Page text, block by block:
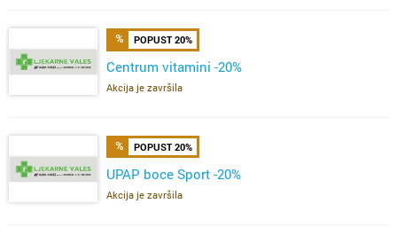
POPUST 20%
Centrum vitamini -20%
Akcija je završila
POPUST 20%
UPAP boce Sport -20%
Akcija je završila